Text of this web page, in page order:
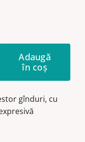
Adaugă
în coș
gînduri, cu